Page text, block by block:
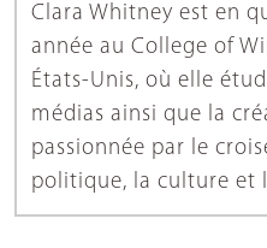
Clara Whitney est en
année au College of
États-Unis, où elle
médias ainsi que la
passionnée par le
politique, la culture et